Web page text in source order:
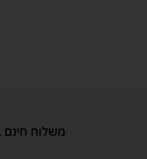
משלוח חינם